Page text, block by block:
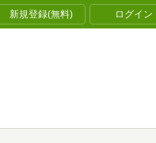
新規登録(無料) ログイン